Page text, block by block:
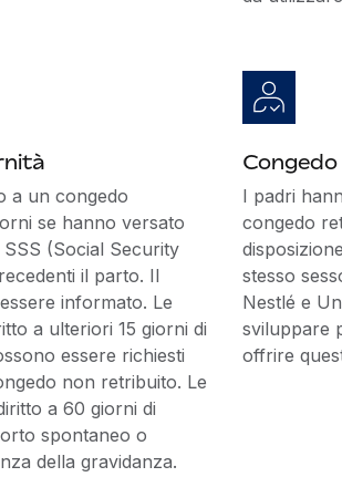
a un congedo
se hanno versato
(Social Security
il parto. Il
informato. Le
a ulteriori 15 giorni di
essere richiesti
non retribuito. Le
a 60 giorni di
spontaneo o
della gravidanza.
I padri
congedo
stesso
Nestlé e
sviluppare
offrire